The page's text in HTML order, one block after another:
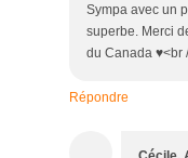
Sympa avec un
superbe. Merci
du Canada ♥<br
Répondre